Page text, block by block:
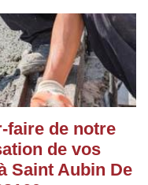
faire de notre
de vos
Saint Aubin De